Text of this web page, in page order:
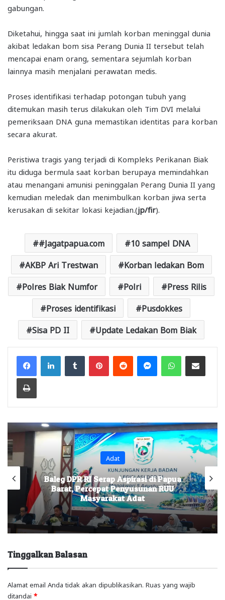
gabungan.
Diketahui, hingga saat ini jumlah korban meninggal dunia
akibat ledakan bom sisa Perang Dunia II tersebut telah
mencapai enam orang, sementara sejumlah korban
lainnya masih menjalani perawatan medis.
Proses identifikasi terhadap potongan tubuh yang
ditemukan masih terus dilakukan oleh Tim DVI melalui
pemeriksaan DNA guna memastikan identitas para korban
secara akurat.
Peristiwa tragis yang terjadi di Kompleks Perikanan Biak
itu diduga bermula saat korban berupaya memindahkan
atau menangani amunisi peninggalan Perang Dunia II yang
kemudian meledak dan menimbulkan korban jiwa serta
kerusakan di sekitar lokasi kejadian.(jp/fir).
#Jagatpapua.com 10 sampel DNA
AKBP Ari Trestwan Korban ledakan Bom
Polres Biak Numfor Polri Press Rilis
Proses identifikasi Pusdokkes
Sisa PD II Update Ledakan Bom Biak
FacebookLinkedInTumblr PinterestReddit MessengerWhatsAppShare via Email
Print
Adat
Baleg DPR RI Serap Aspirasi di Papua
Barat, Percepat Penyusunan RUU
Masyarakat Adat
Tinggalkan Balasan
Alamat email Anda tidak akan dipublikasikan. Ruas yang wajib
ditandai *